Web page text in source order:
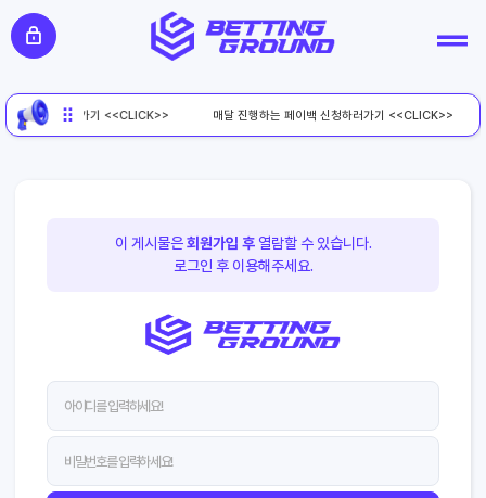
이백 신청하러가기 <<CLICK>> 매달 진행하는 페이백 신청하러가기 <<CLICK>>
이 게시물은회원가입 후열람할 수 있습니다.
로그인 후 이용해주세요.